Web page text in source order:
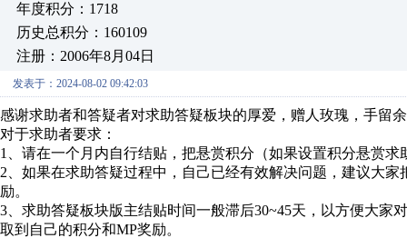
年度积分：1718
历史总积分：160109
注册：2006年8月04日
发表于：2024-08-02 09:42:03
感谢求助者和答疑者对求助答疑板块的厚爱，赠人玫瑰，手留
对于求助者要求：
1、请在一个月内自行结贴，把悬赏积分（如果设置积分悬赏求
2、如果在求助答疑过程中，自己已经有效解决问题，建议大
励。
3、求助答疑板块版主结贴时间一般滞后30~45天，以方便大
取到自己的积分和MP奖励。